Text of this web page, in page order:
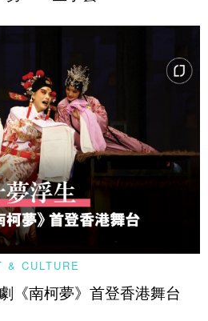
& CULTURE
南柯夢》首登香港舞台